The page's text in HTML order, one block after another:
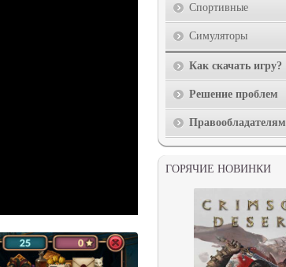
Спортивные
Симуляторы
Как скачать игру?
Решение проблем
Правообладателям
ГОРЯЧИЕ НОВИНКИ